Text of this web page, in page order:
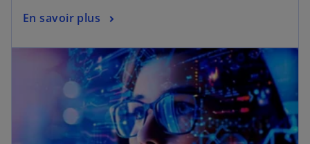
En savoir plus